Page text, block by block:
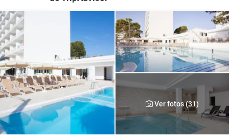
Ver fotos (31)